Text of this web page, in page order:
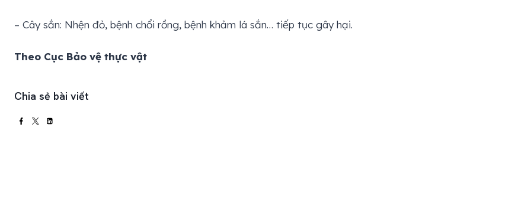
– Cây sắn: Nhện đỏ, bệnh chổi rồng, bệnh khảm lá sắn… tiếp tục gây hại.
Theo Cục Bảo vệ thực vật
Chia sẻ bài viết